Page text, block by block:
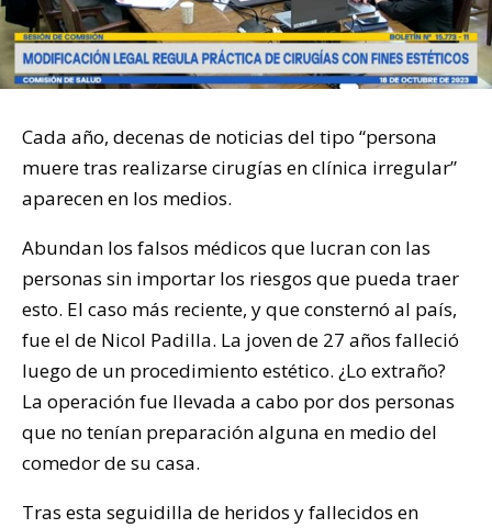
Cada año, decenas de noticias del tipo “persona
muere tras realizarse cirugías en clínica irregular”
aparecen en los medios.
Abundan los falsos médicos que lucran con las
personas sin importar los riesgos que pueda traer
esto. El caso más reciente, y que consternó al país,
fue el de Nicol Padilla. La joven de 27 años falleció
luego de un procedimiento estético. ¿Lo extraño?
La operación fue llevada a cabo por dos personas
que no tenían preparación alguna en medio del
comedor de su casa.
Tras esta seguidilla de heridos y fallecidos en